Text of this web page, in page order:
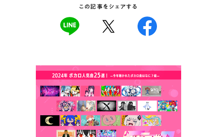
この記事をシェアする